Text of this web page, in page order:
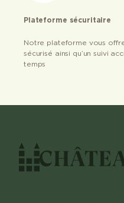
Plateforme sécuritaire
Notre plateforme vous
sécurisé ainsi qu’un suivi
temps